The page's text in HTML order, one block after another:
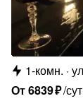
1-комн.
От6839₽/